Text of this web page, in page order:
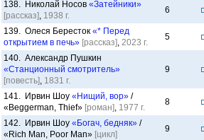
138. Николай Носов «Затейники»
[рассказ], 1938 г.
6
139. Олеся Бересток «* Перед
открытием в печь» [рассказ], 2023 г.
5
140. Александр Пушкин
«Станционный смотритель»
[повесть], 1831 г.
9
141. Ирвин Шоу «Нищий, вор» /
«Beggerman, Thief» [роман], 1977 г.
8
142. Ирвин Шоу «Богач, бедняк» /
«Rich Man, Poor Man» [цикл]
9